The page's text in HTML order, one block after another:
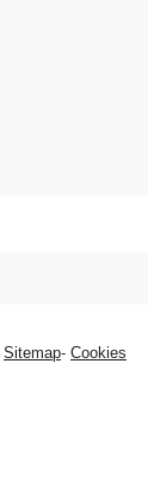
Sitemap- Cookies